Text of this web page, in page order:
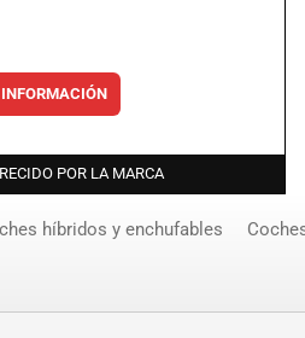
POR LA MARCA
híbridos y enchufables